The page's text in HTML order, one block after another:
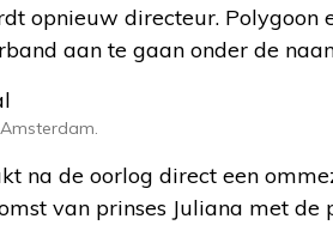
opnieuw directeur. Polygoon
aan te gaan onder de
na de oorlog direct een
van prinses Juliana met